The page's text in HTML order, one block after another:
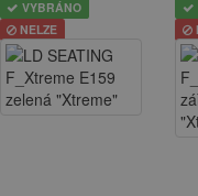
VYBRÁNO
NELZE